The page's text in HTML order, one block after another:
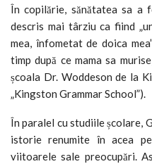
În copilărie, sănătatea sa a
descris mai târziu ca fiind
mea, înfometat de doica
timp după ce mama sa
școala Dr. Woddeson de la
„Kingston Grammar School”).
În paralel cu studiile școlare,
istorie renumite în acea
viitoarele sale preocupări.